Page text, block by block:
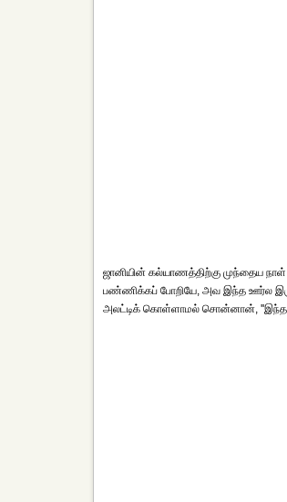
ஜானியின் கல்யாணத்திற்கு முந்தைய
பண்ணிக்கப் போறியே, அவ இந்த ஊர்ல
அலட்டிக் கொள்ளாமல் சொன்னான், ''இந்த